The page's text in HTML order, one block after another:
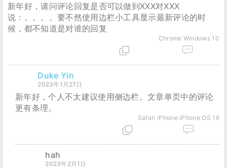
新年好，请问评论回复是否可以做到XXX对XXX
说：。。。。要不然使用边栏小工具显示最新评论的时
候，都不知道是对谁的回复
Chrome Windows 10
Duke Yin
2023年1月27日
新年好，个人不太建议使用侧边栏。文章单页中的评论
更有条理。
Safari iPhone iPhone OS 16
hah
2023年2月1日